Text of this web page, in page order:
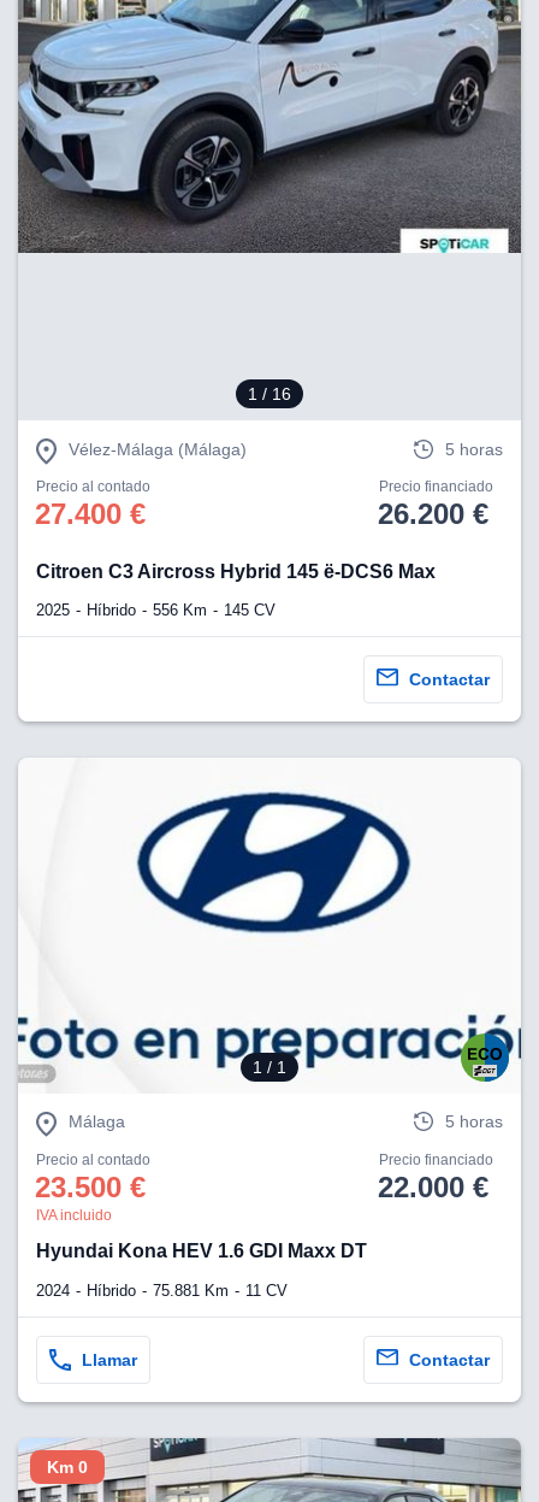
1 / 16
Vélez-Málaga (Málaga) 5 horas
Precio al contado
27.400 €
Precio financiado
26.200 €
Citroen C3 Aircross Hybrid 145 ë-DCS6 Max
2025 Híbrido 556 Km 145 CV
Contactar
1 / 1
Málaga 5 horas
Precio al contado
23.500 €
IVA incluido
Precio financiado
22.000 €
Hyundai Kona HEV 1.6 GDI Maxx DT
2024 Híbrido 75.881 Km 11 CV
Llamar Contactar
Km 0